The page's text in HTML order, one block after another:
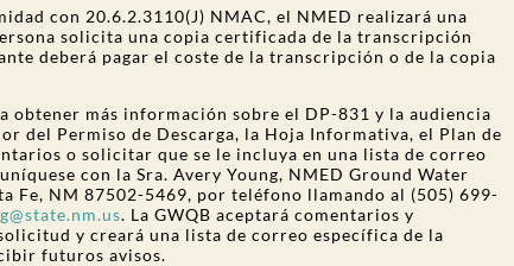
con 20.6.2.3110(J) NMAC, el NMED realizará una
solicita una copia certificada de la transcripción
deberá pagar el coste de la transcripción o de la copia
obtener más información sobre el DP-831 y la audiencia
del Permiso de Descarga, la Hoja Informativa, el Plan de
o solicitar que se le incluya en una lista de correo
con la Sra. Avery Young, NMED Ground Water
Fe, NM 87502-5469, por teléfono llamando al (505) 699-
. La GWQB aceptará comentarios y
y creará una lista de correo específica de la
futuros avisos.